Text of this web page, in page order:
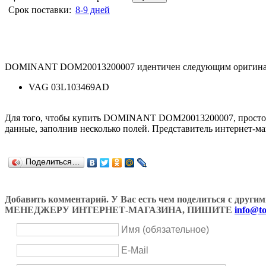
Срок поставки: 8-9 дней
DOMINANT DOM20013200007 идентичен следующим
VAG 03L103469AD
Для того, чтобы купить DOMINANT DOM20013200007,
данные, заполнив несколько полей. Представитель интернет-
Поделиться…
Добавить комментарий. У Вас есть чем поделиться с
МЕНЕДЖЕРУ ИНТЕРНЕТ-МАГАЗИНА, ПИШИТЕ
Имя (обязательное)
E-Mail